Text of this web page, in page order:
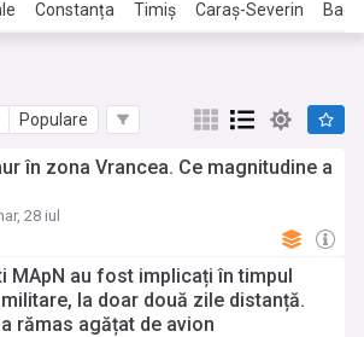
Constanța Timiș Caraș-Severin
Populare
în zona Vrancea. Ce magnitudine a
28 iul
MApN au fost implicați în timpul
la doar două zile distanță.
rămas agățat de avion